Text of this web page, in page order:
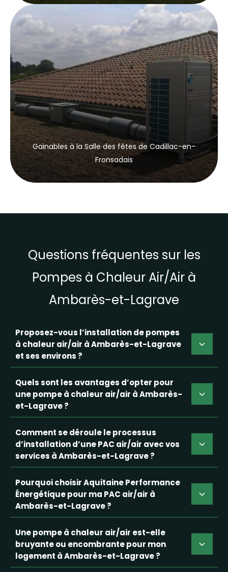
Gainables à la Salle des fêtes de Cadillac-en-
Fronsadais
Questions fréquentes sur les
Pompes à Chaleur Air/Air à
Ambarès-et-Lagrave
Proposez-vous l’installation de pompes
à chaleur air/air à Ambarès-et-Lagrave
et ses environs ?
Quels sont les avantages d’opter pour
une pompe à chaleur air/air à Ambarès-
et-Lagrave ?
Comment se déroule le processus
d’installation d’une PAC air/air avec vos
services à Ambarès-et-Lagrave ?
Pourquoi choisir Aquitaine Performance
Énergétique pour ma PAC air/air à
Ambarès-et-Lagrave ?
Une pompe à chaleur air/air est-elle
bruyante ou encombrante pour mon
logement à Ambarès-et-Lagrave ?